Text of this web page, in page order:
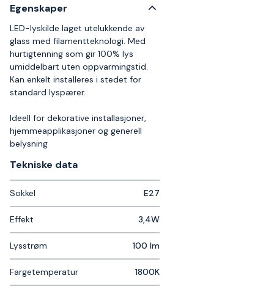
Egenskaper
LED-lyskilde laget utelukkende av
glass med filamentteknologi. Med
hurtigtenning som gir 100% lys
umiddelbart uten oppvarmingstid.
Kan enkelt installeres i stedet for
standard lyspærer.
Ideell for dekorative installasjoner,
hjemmeapplikasjoner og generell
belysning
Tekniske data​
Sokkel E27
Effekt 3,4W
Lysstrøm 100 lm
Fargetemperatur 1800K